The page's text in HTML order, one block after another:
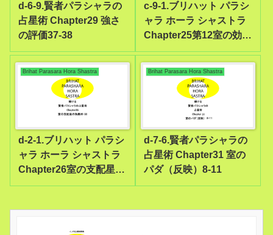
d-6-9.賢者パラシャラの
占星術 Chapter29 強さ
の評価37-38
c-9-1.ブリハット パラシ
ャラ ホーラ シャストラ
Chapter25第12室の効果
1-7
Brihat Parasara Hora Shastra
d-2-1.ブリハット パラシ
ャラ ホーラ シャストラ
Chapter26室の支配星の
効果85-90
Brihat Parasara Hora Shastra
d-7-6.賢者パラシャラの
占星術 Chapter31 室の
パダ（反映）8-11